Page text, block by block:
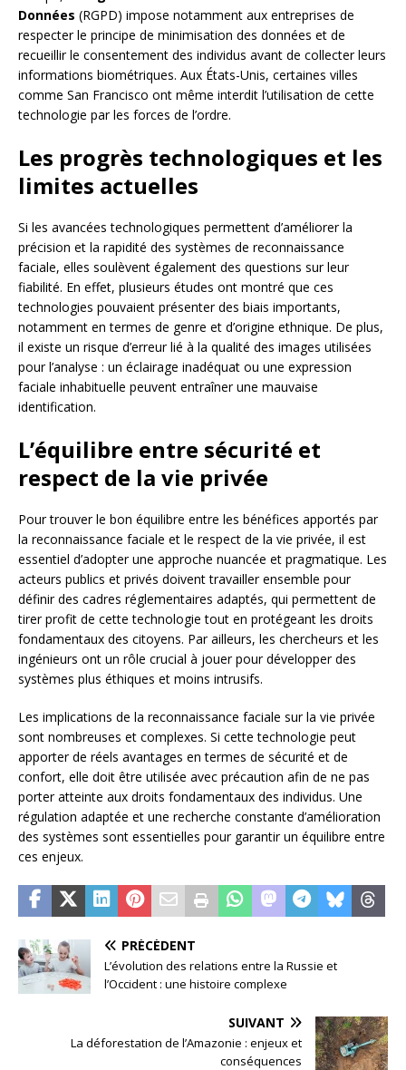
Données (RGPD) impose notamment aux entreprises de
respecter le principe de minimisation des données et de
recueillir le consentement des individus avant de collecter leurs
informations biométriques. Aux États-Unis, certaines villes
comme San Francisco ont même interdit l’utilisation de cette
technologie par les forces de l’ordre.
Les progrès technologiques et les
limites actuelles
Si les avancées technologiques permettent d’améliorer la
précision et la rapidité des systèmes de reconnaissance
faciale, elles soulèvent également des questions sur leur
fiabilité. En effet, plusieurs études ont montré que ces
technologies pouvaient présenter des biais importants,
notamment en termes de genre et d’origine ethnique. De plus,
il existe un risque d’erreur lié à la qualité des images utilisées
pour l’analyse : un éclairage inadéquat ou une expression
faciale inhabituelle peuvent entraîner une mauvaise
identification.
L’équilibre entre sécurité et
respect de la vie privée
Pour trouver le bon équilibre entre les bénéfices apportés par
la reconnaissance faciale et le respect de la vie privée, il est
essentiel d’adopter une approche nuancée et pragmatique. Les
acteurs publics et privés doivent travailler ensemble pour
définir des cadres réglementaires adaptés, qui permettent de
tirer profit de cette technologie tout en protégeant les droits
fondamentaux des citoyens. Par ailleurs, les chercheurs et les
ingénieurs ont un rôle crucial à jouer pour développer des
systèmes plus éthiques et moins intrusifs.
Les implications de la reconnaissance faciale sur la vie privée
sont nombreuses et complexes. Si cette technologie peut
apporter de réels avantages en termes de sécurité et de
confort, elle doit être utilisée avec précaution afin de ne pas
porter atteinte aux droits fondamentaux des individus. Une
régulation adaptée et une recherche constante d’amélioration
des systèmes sont essentielles pour garantir un équilibre entre
ces enjeux.
PRÉCÉDENT
L’évolution des relations entre la Russie et
l’Occident : une histoire complexe
SUIVANT
La déforestation de l’Amazonie : enjeux et
conséquences